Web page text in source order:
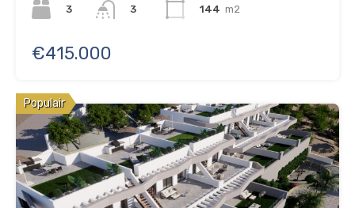
3
3
144 m2
€415.000
Populair